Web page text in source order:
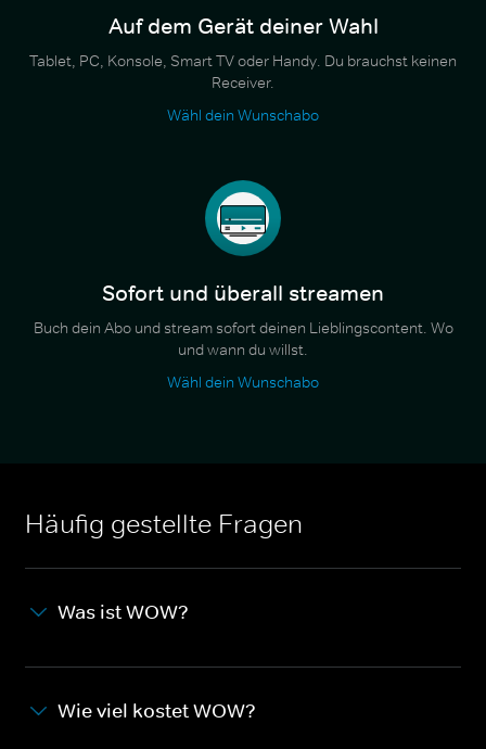
Auf dem Gerät deiner Wahl
Tablet, PC, Konsole, Smart TV oder Handy. Du brauchst keinen
Receiver.
Wähl dein Wunschabo
Sofort und überall streamen
Buch dein Abo und stream sofort deinen Lieblingscontent. Wo
und wann du willst.
Wähl dein Wunschabo
Häufig gestellte Fragen
Was ist WOW?
Wie viel kostet WOW?